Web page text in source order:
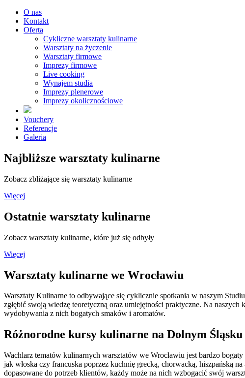
O nas
Kontakt
Oferta
Cykliczne warsztaty kulinarne
Warsztaty na życzenie
Warsztaty firmowe
Imprezy firmowe
Live cooking
Wynajem studia
Imprezy plenerowe
Imprezy okolicznościowe
Vouchery
Referencje
Galeria
Najbliższe warsztaty kulinarne
Zobacz zbliżające się warsztaty kulinarne
Więcej
Ostatnie warsztaty kulinarne
Zobacz warsztaty kulinarne, które już się odbyły
Więcej
Warsztaty kulinarne we Wrocławiu
Warsztaty Kulinarne to odbywające się cyklicznie spotkania w naszym
zgłębić swoją wiedzę teoretyczną oraz umiejętności praktyczne. Na
wydobywania z nich bogatych smaków i aromatów.
Różnorodne kursy kulinarne na Dolnym Śląsku
Wachlarz tematów kulinarnych warsztatów we Wrocławiu jest bardzo
jak włoska czy francuska poprzez kuchnię grecką, chorwacką, hiszpańską
dopasowane do potrzeb klientów, każdy może na nich wzbogacić swój